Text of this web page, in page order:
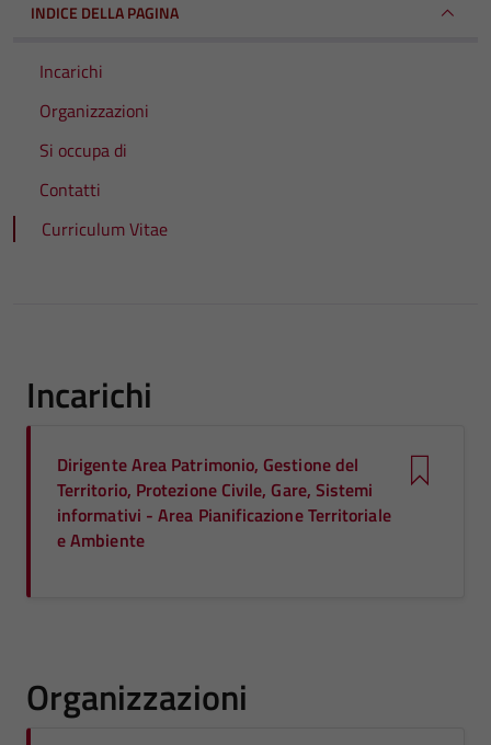
INDICE DELLA PAGINA
Incarichi
Organizzazioni
Si occupa di
Contatti
Curriculum Vitae
Incarichi
Dirigente Area Patrimonio, Gestione del
Territorio, Protezione Civile, Gare, Sistemi
informativi - Area Pianificazione Territoriale
e Ambiente
Organizzazioni